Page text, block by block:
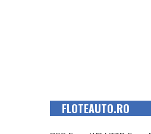
FLOTEAUTO.RO